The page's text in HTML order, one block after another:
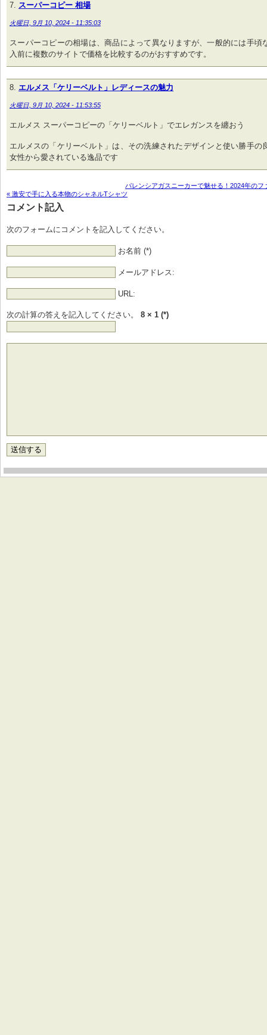
スーパーコピー 相場
火曜日, 9月 10, 2024 - 11:35:03
スーパーコピーの相場は、商品によって異なりますが、一般的には手頃
入前に複数のサイトで価格を比較するのがおすすめです。
エルメス「ケリーベルト」レディースの魅力
火曜日, 9月 10, 2024 - 11:53:55
エルメス スーパーコピーの「ケリーベルト」でエレガンスを纏おう
エルメスの「ケリーベルト」は、その洗練されたデザインと使い勝手の
女性から愛されている逸品です
バレンシアガスニーカーで魅せる！2024年のフ
« 激安で手に入る本物のシャネルTシャツ
コメント記入
次のフォームにコメントを記入してください。
お名前 (*)
メールアドレス:
URL:
次の計算の答えを記入してください。 8 × 1 (*)